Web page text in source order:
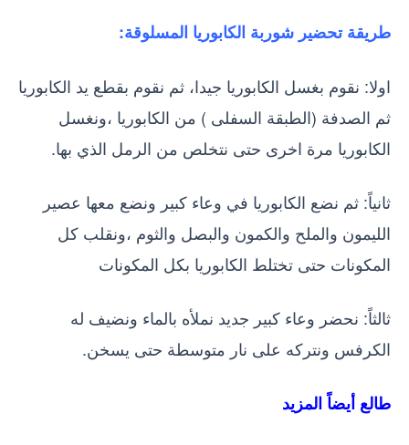
طريقة تحضير شوربة الكابوريا المسلوقة:
اولا: نقوم بغسل الكابوريا جيدا، ثم نقوم بقطع يد الكابوريا
ثم الصدفة (الطبقة السفلى ) من الكابوريا ،ونغسل
الكابوريا مرة اخرى حتى نتخلص من الرمل الذي بها.
ثانياً: ثم نضع الكابوريا في وعاء كبير ونضع معها عصير
الليمون والملح والكمون والبصل والثوم ،ونقلب كل
المكونات حتى تختلط الكابوريا بكل المكونات
ثالثاً: نحضر وعاء كبير جديد نملأه بالماء ونضيف له
الكرفس ونتركه على نار متوسطة حتى يسخن.
طالع أيضاً المزيد